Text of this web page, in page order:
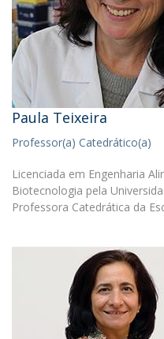
Paula Teixeira
Professor(a) Catedrático(a)
Licenciada em Engenharia
Biotecnologia pela
Professora Catedrática da